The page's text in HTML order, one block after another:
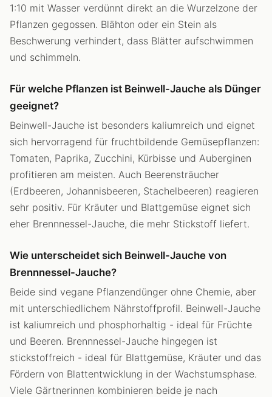
1:10 mit Wasser verdünnt direkt an die Wurzelzone der
Pflanzen gegossen. Blähton oder ein Stein als
Beschwerung verhindert, dass Blätter aufschwimmen
und schimmeln.
Für welche Pflanzen ist Beinwell-Jauche als Dünger
geeignet?
Beinwell-Jauche ist besonders kaliumreich und eignet
sich hervorragend für fruchtbildende Gemüsepflanzen:
Tomaten, Paprika, Zucchini, Kürbisse und Auberginen
profitieren am meisten. Auch Beerensträucher
(Erdbeeren, Johannisbeeren, Stachelbeeren) reagieren
sehr positiv. Für Kräuter und Blattgemüse eignet sich
eher Brennnessel-Jauche, die mehr Stickstoff liefert.
Wie unterscheidet sich Beinwell-Jauche von
Brennnessel-Jauche?
Beide sind vegane Pflanzendünger ohne Chemie, aber
mit unterschiedlichem Nährstoffprofil. Beinwell-Jauche
ist kaliumreich und phosphorhaltig - ideal für Früchte
und Beeren. Brennnessel-Jauche hingegen ist
stickstoffreich - ideal für Blattgemüse, Kräuter und das
Fördern von Blattentwicklung in der Wachstumsphase.
Viele Gärtnerinnen kombinieren beide je nach